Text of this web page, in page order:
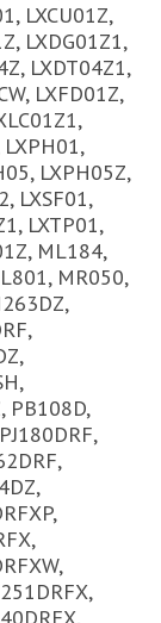
LXCU01Z,
LXDG01Z1,
LXDT04Z1,
LXFD01Z,
LXPH05Z,
LXSF01,
LXTP01,
ML184,
MR050,
PB108D,